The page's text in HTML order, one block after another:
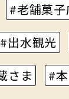
#老舗菓子
#出水観光
さま
#